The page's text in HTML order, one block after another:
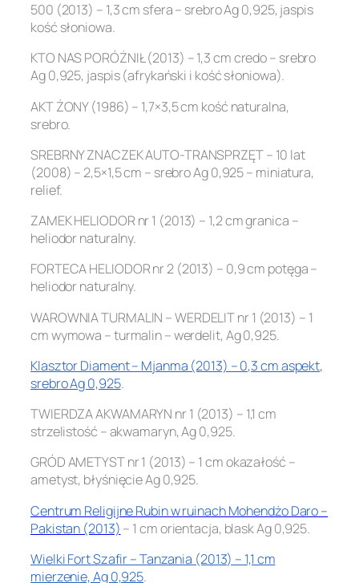
500 (2013) – 1,3 cm sfera – srebro Ag 0,925, jaspis
kość słoniowa.
KTO NAS PORÓŻNIŁ (2013) – 1,3 cm credo – srebro
Ag 0,925, jaspis (afrykański i kość słoniowa).
AKT ŻONY (1986) – 1,7×3,5 cm kość naturalna,
srebro.
SREBRNY ZNACZEK AUTO-TRANSPRZĘT – 10 lat
(2008) – 2,5×1,5 cm – srebro Ag 0,925 – miniatura,
relief.
ZAMEK HELIODOR nr 1 (2013) – 1,2 cm granica –
heliodor naturalny.
FORTECA HELIODOR nr 2 (2013) – 0,9 cm potęga –
heliodor naturalny.
WAROWNIA TURMALIN – WERDELIT nr 1 (2013) – 1
cm wymowa – turmalin – werdelit, Ag 0,925.
Klasztor Diament – Mjanma (2013) – 0,3 cm aspekt,
srebro Ag 0,925.
TWIERDZA AKWAMARYN nr 1 (2013) – 1,1 cm
strzelistość – akwamaryn, Ag 0,925.
GRÓD AMETYST nr 1 (2013) – 1 cm okazałość –
ametyst, błyśnięcie Ag 0,925.
Centrum Religijne Rubin w ruinach Mohendżo Daro –
Pakistan (2013) – 1 cm orientacja, blask Ag 0,925.
Wielki Fort Szafir – Tanzania (2013) – 1,1 cm
mierzenie, Ag 0,925.